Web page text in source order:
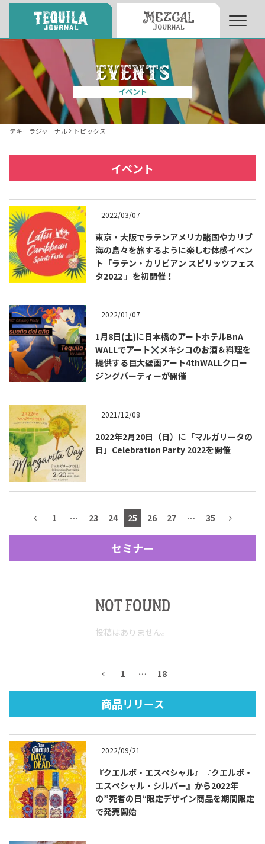
About About Tequila Journal
テキーラとは What’s Tequila
テキーラマーケット
テキーラの飲み方 How to Drink Tequila
メキシコ料理 Cuisines of Mexico
メキシコ旅行
メキシコの記念日
トピックス一覧
Topics List
お問合せ テキーラ・メスカルが飲める
バー＆レストラン
イベント
テキーラジャーナル トピックス
イベント
2022/03/07
東京・大阪でラテンアメリカ諸国やカリブ
海の島々を旅するように楽しむ体感イベン
ト「ラテン・カリビアン スピリッツフェス
タ2022 」を初開催！
2022/01/07
1月8日(土)に日本橋のアートホテルBnA
WALLでアート
メキシコのお酒＆料理を
提供する巨大壁画アート4thWALLクロー
ジングパーティーが開催
2021/12/08
2022年2月20日（日）に「マルガリータの
日」Celebration Party 2022を開催
1 … 23 24 25 26 27 … 35
セミナー
NOT FOUND
投稿はありません。
1 … 18
商品リリース
2022/09/21
『クエルボ・エスペシャル』『クエルボ・
エスペシャル・シルバー』から2022年
の”死者の日“限定デザイン商品を期間限定
で発売開始